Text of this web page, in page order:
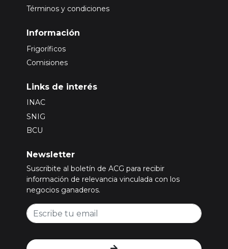
Términos y condiciones
Información
Frigoríficos
Comisiones
Links de interés
INAC
SNIG
BCU
Newsletter
Suscribite al boletín de ACG para recibir
información de relevancia vinculada con los
negocios ganaderos.